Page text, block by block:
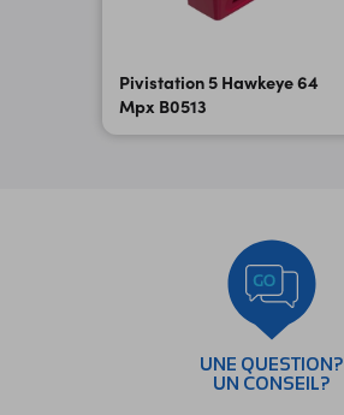
Pivistation 5 Hawkeye 64
Mpx B0513
UNE QUESTION?
UN CONSEIL?